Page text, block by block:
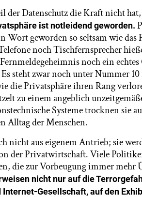
Datenschutz die Kraft nicht hat,
ist notleidend geworden.
Wort geworden so seltsam wie das
noch Tischfernsprecher
noch ein
steht zwar noch unter Nummer
die Privatsphäre ihren Rang
zu einem angeblich
Systeme trocknen sie
Alltag der Menschen.
nicht aus eigenem Antrieb; sie
der Privatwirtschaft. Viele
die zur Vorbeugung immer mehr
nicht nur auf die
Gesellschaft, auf den